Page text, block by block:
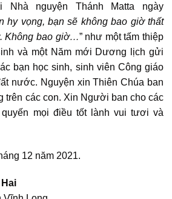
Nhà nguyện Thánh Matta ngày
hy vọng, bạn sẽ không bao giờ thất
Không bao giờ…” như một tấm thiệp
và một Năm mới Dương lịch gửi
bạn học sinh, sinh viên Công giáo
nước. Nguyện xin Thiên Chúa ban
trên các con. Xin Người ban cho các
mọi điều tốt lành vui tươi và
12 năm 2021.